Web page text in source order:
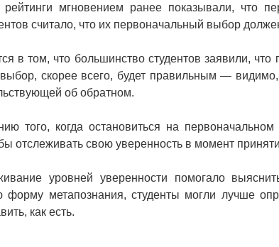
мгновением ранее показывали, что
считало, что их первоначальный выбор
в том, что большинство студентов заявили, что
скорее всего, будет правильным —
об обратном.
того, когда остановиться на
отслеживать свою уверенность в момент
уровней уверенности помогало
форму метапознания, студенты могли лучше
как есть.